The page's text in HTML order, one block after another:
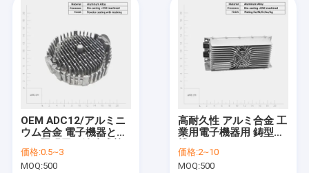
OEM ADC12/アルミニ
ウム合金 電子機器と
槽
価格:0.5~3
MOQ:500
高耐久性 アルミ合金 工
業用電子機器用 鋳型熱
価格:2~10
MOQ:500